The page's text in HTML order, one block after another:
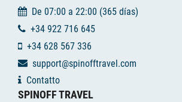
De 07:00 a 22:00 (365 días)
+34 922 716 645
+34 628 567 336
support@spinofftravel.com
Contatto
SPINOFF TRAVEL